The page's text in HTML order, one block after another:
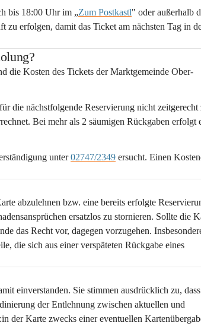
bis 18:00 Uhr im „Zum Postkastl" oder außerhalb
zu erfolgen, damit das Ticket am nächsten Tag in
die Kosten des Tickets der Marktgemeinde Ober-
die nächstfolgende Reservierung nicht
Bei mehr als 2 säumigen Rückgaben erfolgt
unter 02747/2349 ersucht. Einen
abzulehnen bzw. eine bereits erfolgte
ersatzlos zu stornieren. Sollte die
das Recht vor, dagegen vorzugehen.
die sich aus einer verspäteten Rückgabe eines
einverstanden. Sie stimmen ausdrücklich zu,
der Entlehnung zwischen aktuellen und
der Karte zwecks einer eventuellen